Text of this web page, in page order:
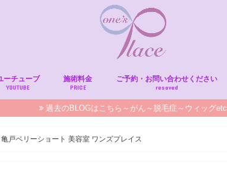
ーチューブ
YOUTUBE
施術料金
PRICE
ご予約・お問い合わせください
resaved
過去のBLOGはこちら～がん～脱毛症～ウィッグetc
戸ベリーショート 美容室 ワンズプレイス